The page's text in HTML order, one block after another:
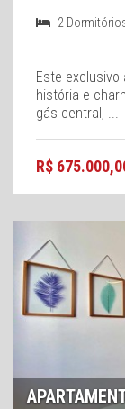
2
Este exclusivo
história e
gás central, ...
R$